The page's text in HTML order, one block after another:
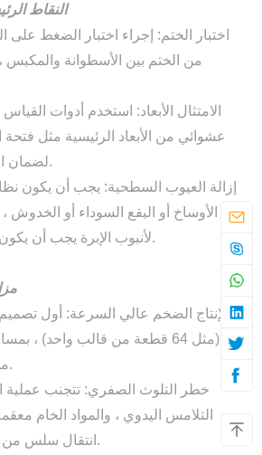
3. النقاط
اختبار الختم: إجراء اختبار الضغط على
من الختم بين الأسطوانة
الامتثال الأبعاد: استخدم أدوات
عشوائي من الأبعاد الرئيسية مثل فتحة
لضمان الامتثال للمعايير الطبية.
إزالة العيوب السطحية: يجب أن يكون
الأوساخ أو البقع السوداء أو الخدوش
لأنبوب الإبرة يجب أن يكون ناعماً ولا تشوبه شائبة.
4.
الإنتاج الضخم عالي السرعة: أول
(مثل 64 قطعة من قالب واحد) ،
مئات القطع في الدقيقة.
خطر التلوث الصفري: تتجنب عملية
التلامس اليدوي ، والمواد الخام
انتقال سلس من صب الحقن إلى العبوة.